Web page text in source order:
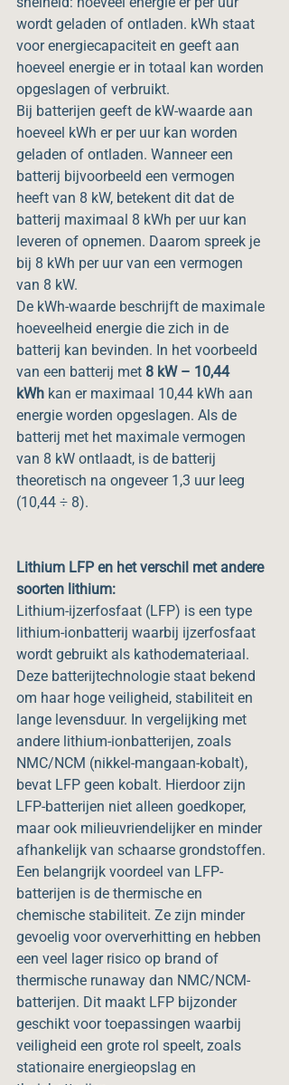
wordt geladen of ontladen. kWh staat
voor energiecapaciteit en geeft aan
hoeveel energie er in totaal kan worden
opgeslagen of verbruikt.
Bij batterijen geeft de kW-waarde aan
hoeveel kWh er per uur kan worden
geladen of ontladen. Wanneer een
batterij bijvoorbeeld een vermogen
heeft van 8 kW, betekent dit dat de
batterij maximaal 8 kWh per uur kan
leveren of opnemen. Daarom spreek je
bij 8 kWh per uur van een vermogen
van 8 kW.
De kWh-waarde beschrijft de maximale
hoeveelheid energie die zich in de
batterij kan bevinden. In het voorbeeld
van een batterij met 8 kW – 10,44
kWh kan er maximaal 10,44 kWh aan
energie worden opgeslagen. Als de
batterij met het maximale vermogen
van 8 kW ontlaadt, is de batterij
theoretisch na ongeveer 1,3 uur leeg
(10,44 ÷ 8).
Lithium LFP en het verschil met andere
soorten lithium:
Lithium-ijzerfosfaat (LFP) is een type
lithium-ionbatterij waarbij ijzerfosfaat
wordt gebruikt als kathodemateriaal.
Deze batterijtechnologie staat bekend
om haar hoge veiligheid, stabiliteit en
lange levensduur. In vergelijking met
andere lithium-ionbatterijen, zoals
NMC/NCM (nikkel-mangaan-kobalt),
bevat LFP geen kobalt. Hierdoor zijn
LFP-batterijen niet alleen goedkoper,
maar ook milieuvriendelijker en minder
afhankelijk van schaarse grondstoffen.
Een belangrijk voordeel van LFP-
batterijen is de thermische en
chemische stabiliteit. Ze zijn minder
gevoelig voor oververhitting en hebben
een veel lager risico op brand of
thermische runaway dan NMC/NCM-
batterijen. Dit maakt LFP bijzonder
geschikt voor toepassingen waarbij
veiligheid een grote rol speelt, zoals
stationaire energieopslag en